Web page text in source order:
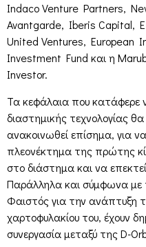
Indaco Venture Partners,
Avantgarde, Iberis Capital,
United Ventures, European
Investment Fund και η
Investor.
Τα κεφάλαια που κατάφερε
διαστημικής τεχνολογίας
ανακοινωθεί επίσημα, για
πλεονέκτημα της πρώτης
στο διάστημα και να
Παράλληλα και σύμφωνα με
Φαιστός για την ανάπτυξη
χαρτοφυλακίου του, έχουν
συνεργασία μεταξύ της D-